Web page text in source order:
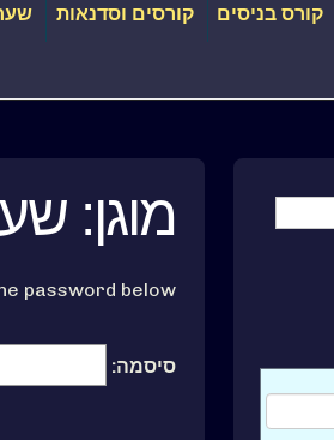
קורס בניסים קורסים וסדנאות
מוגן:
password below.
סיסמה: